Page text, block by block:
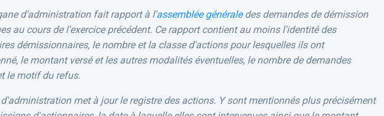
d'administration fait rapport à l'assemblée généraledes demandes de démission
au cours de l'exercice précédent. Ce rapport contient au moins l'identité des
démissionnaires, le nombre et la classe d'actions pour lesquelles ils ont
le montant versé et les autres modalités éventuelles, le nombre de demandes
le motif du refus.
met à jour le registre des actions. Y sont mentionnés plus précisément